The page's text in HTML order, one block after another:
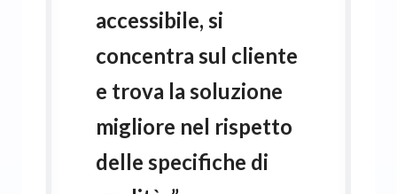
accessibile, si
concentra sul cliente
e trova la soluzione
migliore nel rispetto
delle specifiche di